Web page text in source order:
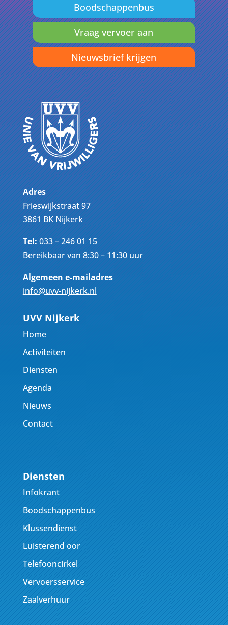
Boodschappenbus
Vraag vervoer aan
Nieuwsbrief krijgen
Adres
Frieswijkstraat 97
3861 BK Nijkerk
Tel:033 – 246 01 15
Bereikbaar van 8:30 – 11:30 uur
Algemeen e-mailadres
info@uvv-nijkerk.nl
UVV Nijkerk
Home
Activiteiten
Diensten
Agenda
Nieuws
Contact
Diensten
Infokrant
Boodschappenbus
Klussendienst
Luisterend oor
Telefooncirkel
Vervoersservice
Zaalverhuur